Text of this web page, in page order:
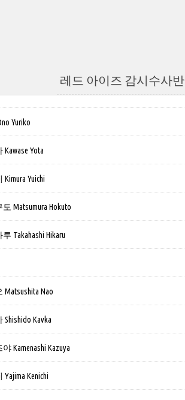
레드 아이즈 감시수사반
Yuriko
Yota
Yuichi
Matsumura Hokuto
Takahashi Hikaru
Nao
Kavka
Kamenashi Kazuya
Kenichi